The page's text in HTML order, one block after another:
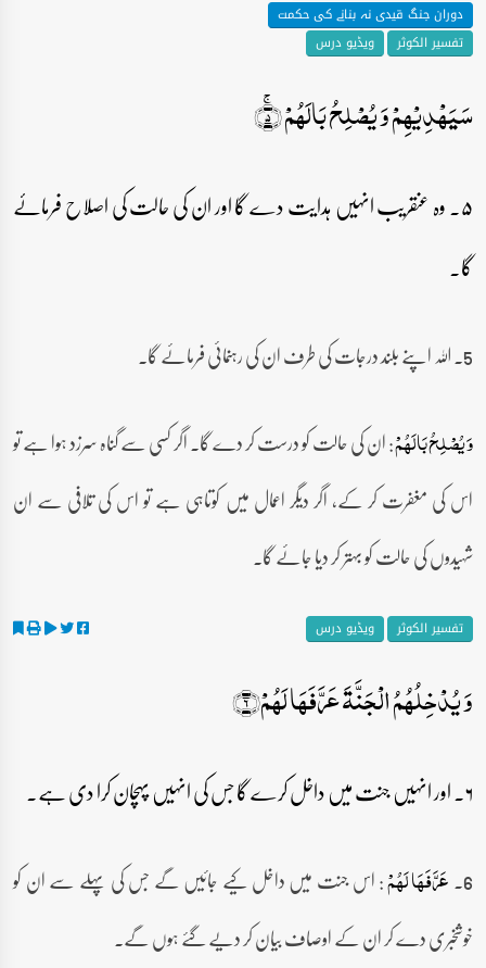
دوران جنگ قیدی نہ بنانے کی حکمت
تفسیر الکوثر
ویڈیو درس
سَیَہۡدِیۡہِمۡ وَ یُصۡلِحُ بَالَہُمۡ ۚ﴿۵﴾
۵۔ وہ عنقریب انہیں ہدایت دے گا اور ان کی حالت کی اصلاح فرمائے
گا۔
5۔ اللہ اپنے بلند درجات کی طرف ان کی رہنمائی فرمائے گا۔
وَ یُصۡلِحُ بَالَہُمۡ: ان کی حالت کو درست کر دے گا۔ اگر کسی سے گناہ سرزد ہوا ہے تو
اس کی مغفرت کر کے، اگر دیگر اعمال میں کوتاہی ہے تو اس کی تلافی سے ان
شہیدوں کی حالت کو بہتر کر دیا جائے گا۔
تفسیر الکوثر ویڈیو درس
وَ یُدۡخِلُہُمُ الۡجَنَّۃَ عَرَّفَہَا لَہُمۡ﴿۶﴾
۶۔ اور انہیں جنت میں داخل کرے گا جس کی انہیں پہچان کرا دی ہے۔
6۔ عَرَّفَہَا لَہُمۡ: اس جنت میں داخل کیے جائیں گے جس کی پہلے سے ان کو
خوشخبری دے کر ان کے اوصاف بیان کر دیے گئے ہوں گے۔